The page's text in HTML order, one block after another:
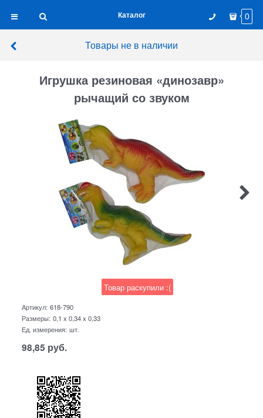
Каталог 0
Товары не в наличии
Игрушка резиновая «динозавр»
рычащий со звуком
Товар раскупили :(
Артикул: 618-790
Размеры: 0,1 x 0,34 x 0,33
Ед. измерения: шт.
98,85 руб.